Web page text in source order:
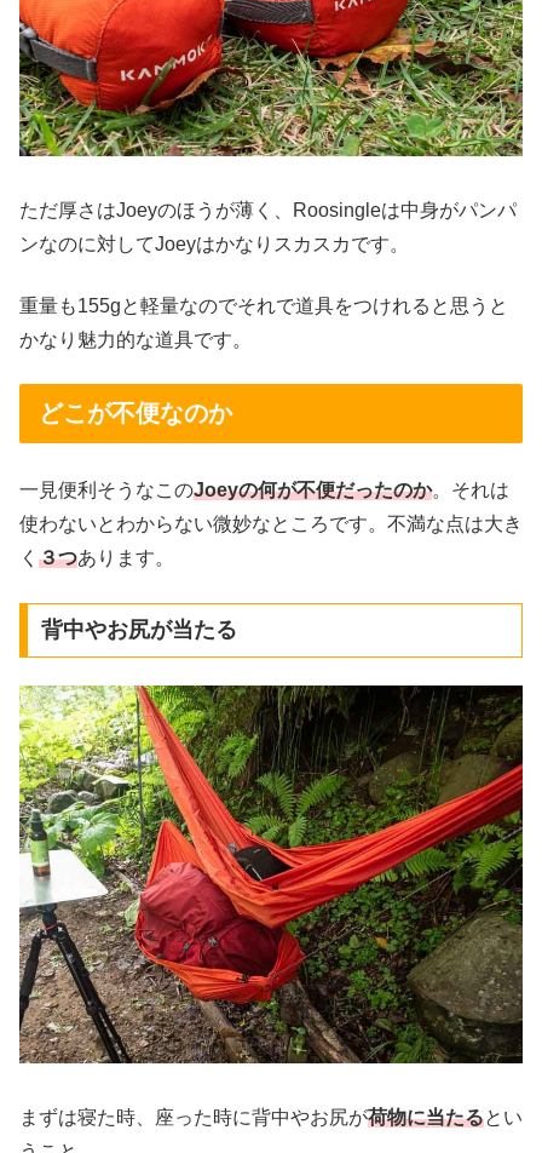
ただ厚さはJoeyのほうが薄く、Roosingleは中身がパンパ
ンなのに対してJoeyはかなりスカスカです。
重量も155gと軽量なのでそれで道具をつけれると思うと
かなり魅力的な道具です。
どこが不便なのか
一見便利そうなこのJoeyの何が不便だったのか。それは
使わないとわからない微妙なところです。不満な点は大き
く ３つあります。
背中やお尻が当たる
まずは寝た時、座った時に背中やお尻が荷物に当たるとい